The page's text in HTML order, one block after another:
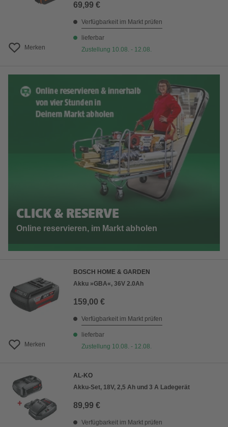
Merken
69,99 €
Verfügbarkeit im Markt prüfen
lieferbar
Zustellung 10.08. - 12.08.
CLICK & RESERVE
Online reservieren, im Markt abholen
Merken
BOSCH HOME & GARDEN
Akku »GBA«, 36V 2.0Ah
159,00 €
Verfügbarkeit im Markt prüfen
lieferbar
Zustellung 10.08. - 12.08.
AL-KO
Akku-Set, 18V, 2,5 Ah und 3 A Ladegerät
89,99 €
Verfügbarkeit im Markt prüfen